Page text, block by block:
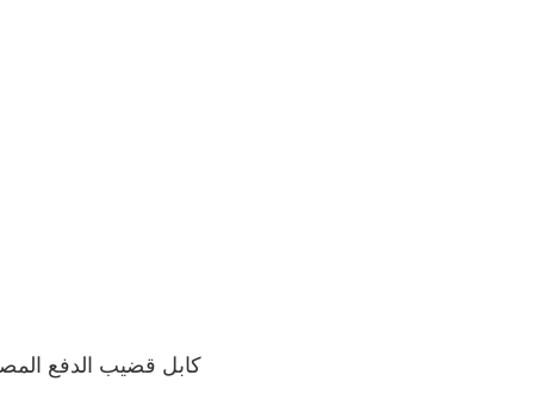
● كابل قضيب الدفع المصنوع من الألياف الزجاجية